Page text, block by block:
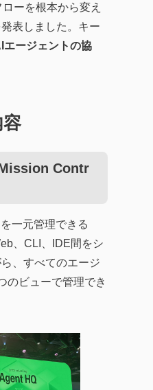
ーを根本から変え
表しました。キー
エージェントの協
Contr
一元管理できる
、CLI、IDE間をシ
、すべてのエージ
のビューで管理でき